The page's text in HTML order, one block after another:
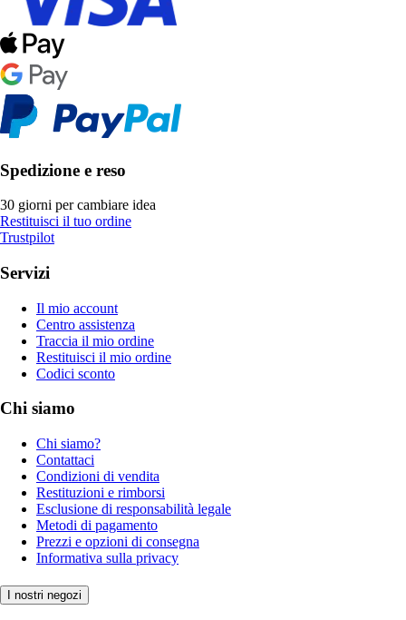
Spedizione e reso
30 giorni per cambiare idea
Restituisci il tuo ordine
Trustpilot
Servizi
Il mio account
Centro assistenza
Traccia il mio ordine
Restituisci il mio ordine
Codici sconto
Chi siamo
Chi siamo?
Contattaci
Condizioni di vendita
Restituzioni e rimborsi
Esclusione di responsabilità legale
Metodi di pagamento
Prezzi e opzioni di consegna
Informativa sulla privacy
I nostri negozi